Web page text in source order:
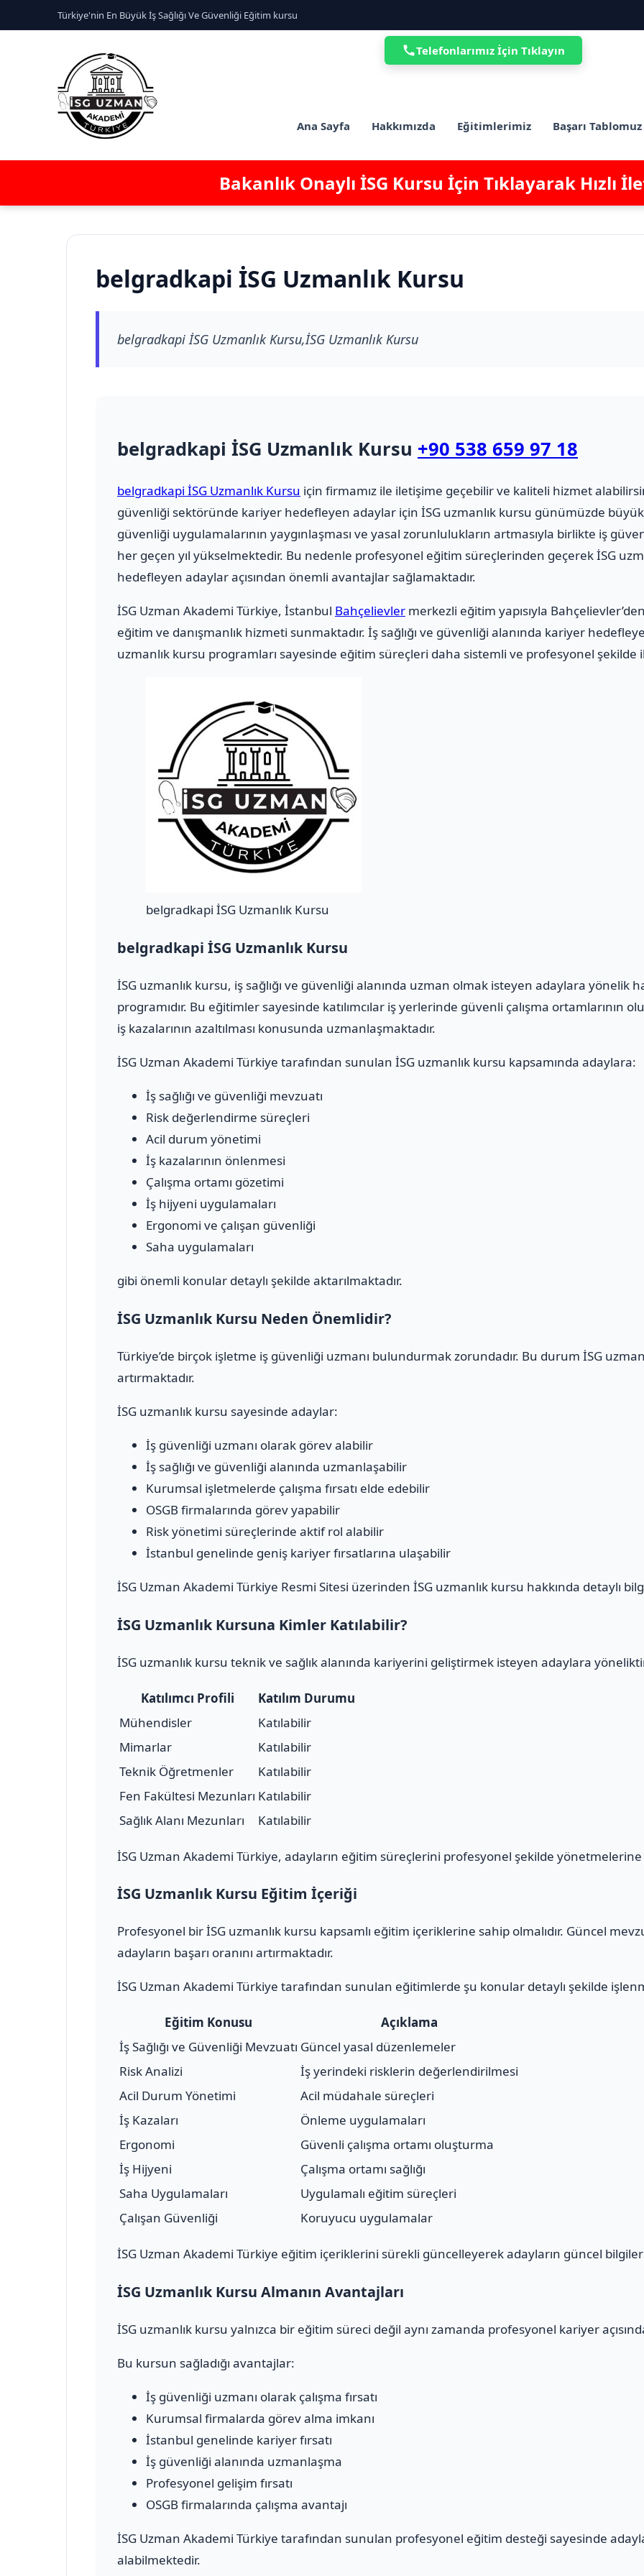
Türkiye'nin En Büyük İş Sağlığı Ve Güvenliği Eğitim kursu
Ana Sayfa Hakkımızda Eğitimlerimiz Başarı Tablomuz
Bakanlık Onaylı İSG Kursu İçin Tıklayarak Hızlı
belgradkapi İSG Uzmanlık Kursu
belgradkapi İSG Uzmanlık Kursu,İSG Uzmanlık Kursu
belgradkapi İSG Uzmanlık Kursu +90 538 659 97 18
belgradkapi İSG Uzmanlık Kursu için firmamız ile iletişime geçebilir ve kaliteli hizmet
güvenliği sektöründe kariyer hedefleyen adaylar için İSG uzmanlık kursu günümüzde büyük
güvenliği uygulamalarının yaygınlaşması ve yasal zorunlulukların artmasıyla birlikte iş
her geçen yıl yükselmektedir. Bu nedenle profesyonel eğitim süreçlerinden geçerek İSG
hedefleyen adaylar açısından önemli avantajlar sağlamaktadır.
İSG Uzman Akademi Türkiye, İstanbul Bahçelievler merkezli eğitim yapısıyla
eğitim ve danışmanlık hizmeti sunmaktadır. İş sağlığı ve güvenliği alanında kariyer
uzmanlık kursu programları sayesinde eğitim süreçleri daha sistemli ve profesyonel şekilde
belgradkapi İSG Uzmanlık Kursu
belgradkapi İSG Uzmanlık Kursu
İSG uzmanlık kursu, iş sağlığı ve güvenliği alanında uzman olmak isteyen adaylara yönelik
programıdır. Bu eğitimler sayesinde katılımcılar iş yerlerinde güvenli çalışma ortamlarının
iş kazalarının azaltılması konusunda uzmanlaşmaktadır.
İSG Uzman Akademi Türkiye tarafından sunulan İSG uzmanlık kursu kapsamında adaylara:
İş sağlığı ve güvenliği mevzuatı
Risk değerlendirme süreçleri
Acil durum yönetimi
İş kazalarının önlenmesi
Çalışma ortamı gözetimi
İş hijyeni uygulamaları
Ergonomi ve çalışan güvenliği
Saha uygulamaları
gibi önemli konular detaylı şekilde aktarılmaktadır.
İSG Uzmanlık Kursu Neden Önemlidir?
Türkiye’de birçok işletme iş güvenliği uzmanı bulundurmak zorundadır. Bu durum İSG
artırmaktadır.
İSG uzmanlık kursu sayesinde adaylar:
İş güvenliği uzmanı olarak görev alabilir
İş sağlığı ve güvenliği alanında uzmanlaşabilir
Kurumsal işletmelerde çalışma fırsatı elde edebilir
OSGB firmalarında görev yapabilir
Risk yönetimi süreçlerinde aktif rol alabilir
İstanbul genelinde geniş kariyer fırsatlarına ulaşabilir
İSG Uzman Akademi Türkiye Resmi Sitesi üzerinden İSG uzmanlık kursu hakkında detaylı
İSG Uzmanlık Kursuna Kimler Katılabilir?
İSG uzmanlık kursu teknik ve sağlık alanında kariyerini geliştirmek isteyen adaylara
Katılımcı Profili
Katılım Durumu
Mühendisler
Katılabilir
Mimarlar
Katılabilir
Teknik Öğretmenler
Katılabilir
Fen Fakültesi Mezunları Katılabilir
Sağlık Alanı Mezunları
Katılabilir
İSG Uzman Akademi Türkiye, adayların eğitim süreçlerini profesyonel şekilde yönetmelerine
İSG Uzmanlık Kursu Eğitim İçeriği
Profesyonel bir İSG uzmanlık kursu kapsamlı eğitim içeriklerine sahip olmalıdır. Güncel
adayların başarı oranını artırmaktadır.
İSG Uzman Akademi Türkiye tarafından sunulan eğitimlerde şu konular detaylı şekilde
Eğitim Konusu
Açıklama
İş Sağlığı ve Güvenliği Mevzuatı Güncel yasal düzenlemeler
Risk Analizi
İş yerindeki risklerin değerlendirilmesi
Acil Durum Yönetimi
Acil müdahale süreçleri
İş Kazaları
Önleme uygulamaları
Ergonomi
Güvenli çalışma ortamı oluşturma
İş Hijyeni
Çalışma ortamı sağlığı
Saha Uygulamaları
Uygulamalı eğitim süreçleri
Çalışan Güvenliği
Koruyucu uygulamalar
İSG Uzman Akademi Türkiye eğitim içeriklerini sürekli güncelleyerek adayların güncel
İSG Uzmanlık Kursu Almanın Avantajları
İSG uzmanlık kursu yalnızca bir eğitim süreci değil aynı zamanda profesyonel kariyer
Bu kursun sağladığı avantajlar:
İş güvenliği uzmanı olarak çalışma fırsatı
Kurumsal firmalarda görev alma imkanı
İstanbul genelinde kariyer fırsatı
İş güvenliği alanında uzmanlaşma
Profesyonel gelişim fırsatı
OSGB firmalarında çalışma avantajı
İSG Uzman Akademi Türkiye tarafından sunulan profesyonel eğitim desteği sayesinde
alabilmektedir.
Telefonlarımız İçin Tıklayın